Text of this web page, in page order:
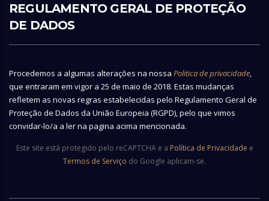
REGULAMENTO GERAL DE PROTEÇÃO
DE DADOS
Procedemos a algumas alterações na nossa Politica de privacidade
que entraram em vigor a 25 de maio de 2018. Estas mudanças
refletem as novas regras estabelecidas pelo Regulamento Geral de
Proteção de Dados da União Europeia (RGPD), pelo que vimos
convidar-lo/a a ler na pagina acima mencionada.
Este site está protegido pelo reCAPTCHA e a Política de Privacidade e
Termos de Serviço do Google aplicam-se.